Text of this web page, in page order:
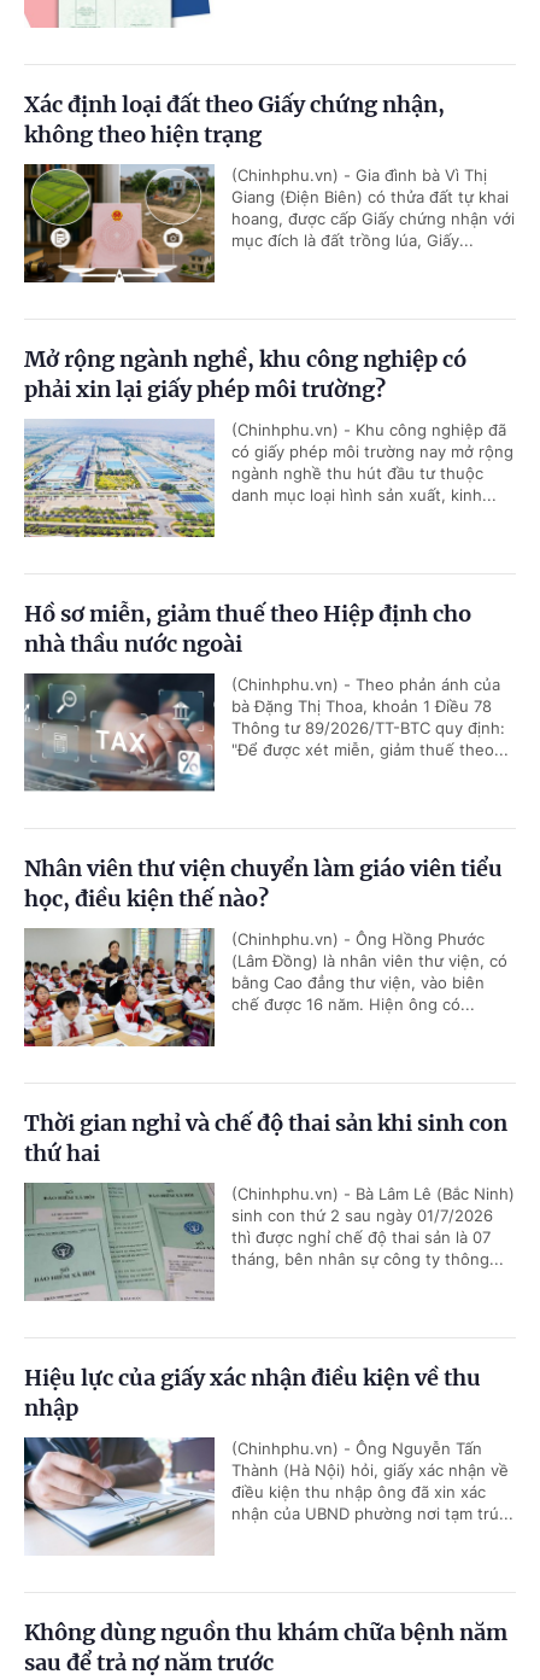
Xác định loại đất theo Giấy chứng nhận,
không theo hiện trạng
(Chinhphu.vn) - Gia đình bà Vì Thị
Giang (Điện Biên) có thửa đất tự khai
hoang, được cấp Giấy chứng nhận với
mục đích là đất trồng lúa, Giấy...
Mở rộng ngành nghề, khu công nghiệp có
phải xin lại giấy phép môi trường?
(Chinhphu.vn) - Khu công nghiệp đã
có giấy phép môi trường nay mở rộng
ngành nghề thu hút đầu tư thuộc
danh mục loại hình sản xuất, kinh...
Hồ sơ miễn, giảm thuế theo Hiệp định cho
nhà thầu nước ngoài
(Chinhphu.vn) - Theo phản ánh của
bà Đặng Thị Thoa, khoản 1 Điều 78
Thông tư 89/2026/TT-BTC quy định:
"Để được xét miễn, giảm thuế theo...
Nhân viên thư viện chuyển làm giáo viên tiểu
học, điều kiện thế nào?
(Chinhphu.vn) - Ông Hồng Phước
(Lâm Đồng) là nhân viên thư viện, có
bằng Cao đẳng thư viện, vào biên
chế được 16 năm. Hiện ông có...
Thời gian nghỉ và chế độ thai sản khi sinh con
thứ hai
(Chinhphu.vn) - Bà Lâm Lê (Bắc Ninh)
sinh con thứ 2 sau ngày 01/7/2026
thì được nghỉ chế độ thai sản là 07
tháng, bên nhân sự công ty thông...
Hiệu lực của giấy xác nhận điều kiện về thu
nhập
(Chinhphu.vn) - Ông Nguyễn Tấn
Thành (Hà Nội) hỏi, giấy xác nhận về
điều kiện thu nhập ông đã xin xác
nhận của UBND phường nơi tạm trú...
Không dùng nguồn thu khám chữa bệnh năm
sau để trả nợ năm trước